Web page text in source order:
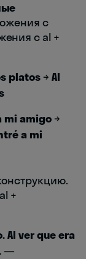
с
с al +
platos→ Al
mi amigo→
a mi
+
Al ver que era
—